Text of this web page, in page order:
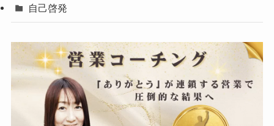
自己啓発